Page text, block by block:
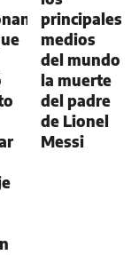
principales
medios
del mundo
la muerte
del padre
de Lionel
Messi